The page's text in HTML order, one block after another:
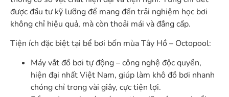
được đầu tư kỹ lưỡng để mang đến trải nghiệm học bơi
không chỉ hiệu quả, mà còn thoải mái và đẳng cấp.
Tiện ích đặc biệt tại bể bơi bốn mùa Tây Hồ – Octopool:
Máy vắt đồ bơi tự động – công nghệ độc quyền,
hiện đại nhất Việt Nam, giúp làm khô đồ bơi nhanh
chóng chỉ trong vài giây, cực tiện lợi.